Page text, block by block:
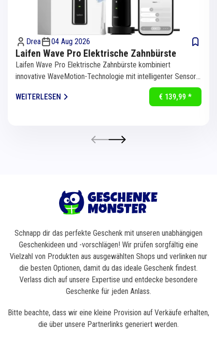
Drea 04 Aug 2026
Laifen Wave Pro Elektrische Zahnbürste
Laifen Wave Pro Elektrische Zahnbürste kombiniert
innovative WaveMotion-Technologie mit intelligenter Sensorik
WEITERLESEN
€ 139,99 *
Schnapp dir das perfekte Geschenk mit unseren unabhängigen
Geschenkideen und -vorschlägen! Wir prüfen sorgfältig eine
Vielzahl von Produkten aus ausgewählten Shops und verlinken nur
die besten Optionen, damit du das ideale Geschenk findest.
Verlass dich auf unsere Expertise und entdecke besondere
Geschenke für jeden Anlass.
Bitte beachte, dass wir eine kleine Provision auf Verkäufe erhalten,
die über unsere Partnerlinks generiert werden.